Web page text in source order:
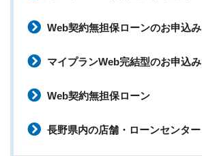
Web契約無担保ローンのお申込み
マイプランWeb完結型のお申込み
Web契約無担保ローン
長野県内の店舗・ローンセンター